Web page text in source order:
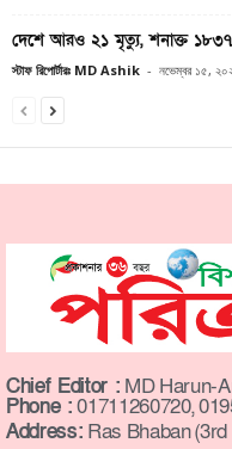
দেশে আরও ২১ মৃত্যু, শনাক্ত ১৮৩৭
স্টাফ রিপোর্টারঃ MD Ashik - নভেম্বর ১৫,
Chief Editor : MD Harun-
Phone :01711260720,
Address: Ras Bhaban